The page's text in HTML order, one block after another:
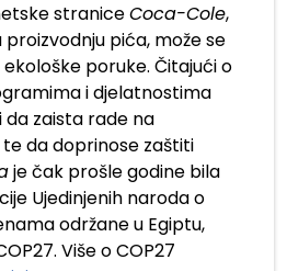
straniceCoca-Cole,
pića, može se
poruke. Čitajući o
i djelatnostima
da zaista rade na
da doprinose zaštiti
je čak prošle godine bila
Ujedinjenih naroda o
održane u Egiptu,
Više o COP27